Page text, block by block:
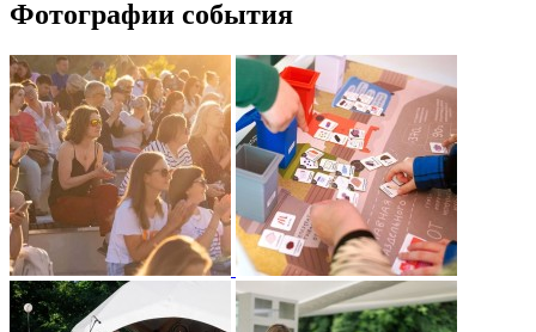
Фотографии события